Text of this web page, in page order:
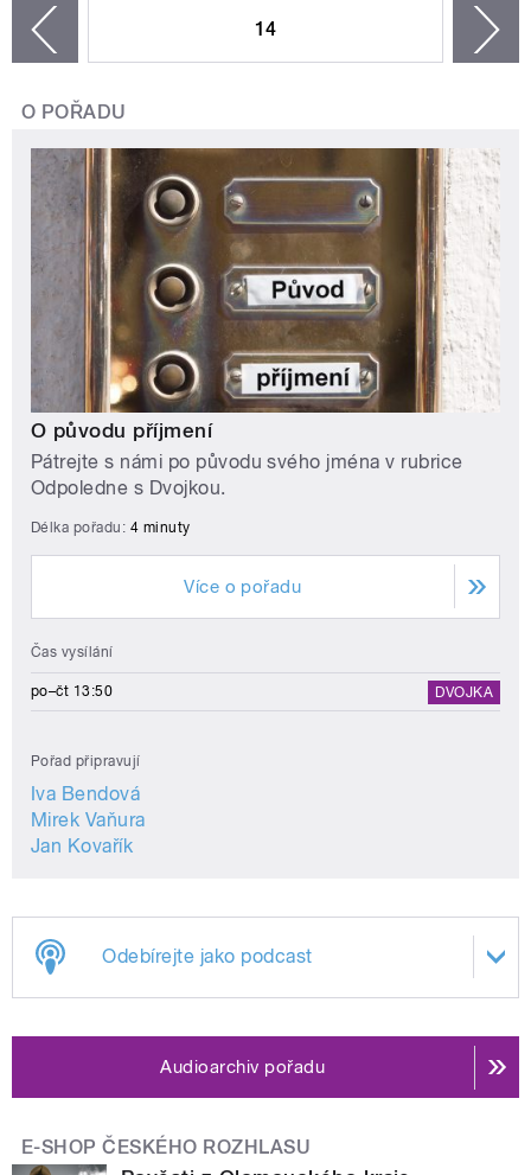
14
O POŘADU
O původu příjmení
Pátrejte s námi po původu svého jména v rubrice
Odpoledne s Dvojkou.
Délka pořadu: 4 minuty
Více o pořadu
Čas vysílání
po–čt 13:50 DVOJKA
Pořad připravují
Iva Bendová
Mirek Vaňura
Jan Kovařík
Odebírejte jako podcast
Audioarchiv pořadu
E-SHOP ČESKÉHO ROZHLASU